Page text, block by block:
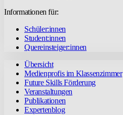
Informationen für:
Schüler:innen
Student:innen
Quereinsteiger:innen
Übersicht
Medienprofis im Klassenzimmer
Future Skills Förderung
Veranstaltungen
Publikationen
Expertenblog